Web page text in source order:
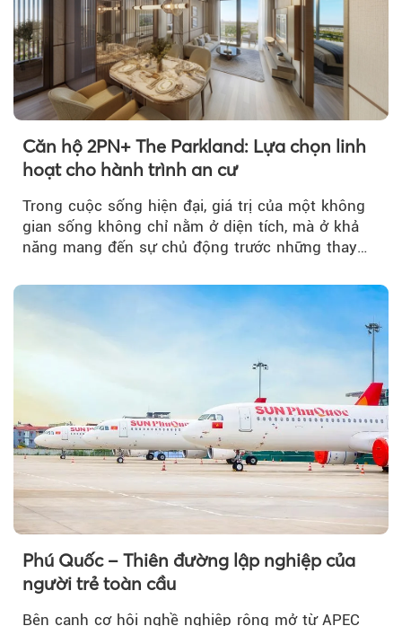
Theo
Căn hộ 2PN+ The Parkland: Lựa chọn linh
hoạt cho hành trình an cư
Trong cuộc sống hiện đại, giá trị của một không
gian sống không chỉ nằm ở diện tích, mà ở khả
năng mang đến sự chủ động trước những thay
Phú Quốc – Thiên đường lập nghiệp của
người trẻ toàn cầu
Bên cạnh cơ hội nghề nghiệp rộng mở từ APEC